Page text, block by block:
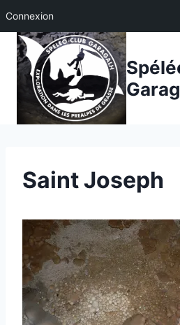
Connexion
Aller
contenu
Saint Joseph